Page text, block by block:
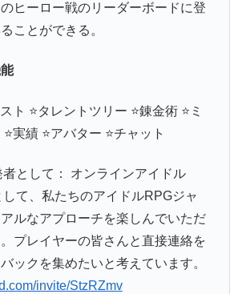
ヒーロー戦のリーダーボードに登
ことができる。
ト ⭐タレントツリー ⭐錬金術 ⭐ミ
実績 ⭐アバター ⭐チャット
として： オンラインアイドル
て、私たちのアイドルRPGジャ
ルなアプローチを楽しんでいただ
プレイヤーの皆さんと直接連絡を
ックを集めたいと考えています。
invite/StzRZmv